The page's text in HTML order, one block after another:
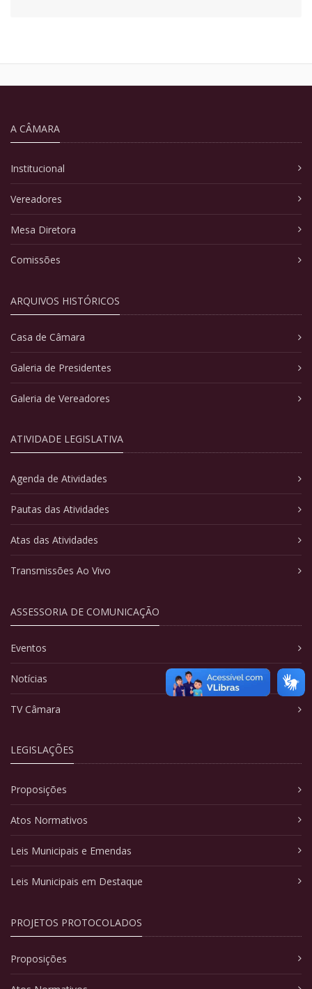
A CÂMARA
Institucional
Vereadores
Mesa Diretora
Comissões
ARQUIVOS HISTÓRICOS
Casa de Câmara
Galeria de Presidentes
Galeria de Vereadores
ATIVIDADE LEGISLATIVA
Agenda de Atividades
Pautas das Atividades
Atas das Atividades
Transmissões Ao Vivo
ASSESSORIA DE COMUNICAÇÃO
Eventos
Notícias
TV Câmara
LEGISLAÇÕES
Proposições
Atos Normativos
Leis Municipais e Emendas
Leis Municipais em Destaque
PROJETOS PROTOCOLADOS
Proposições